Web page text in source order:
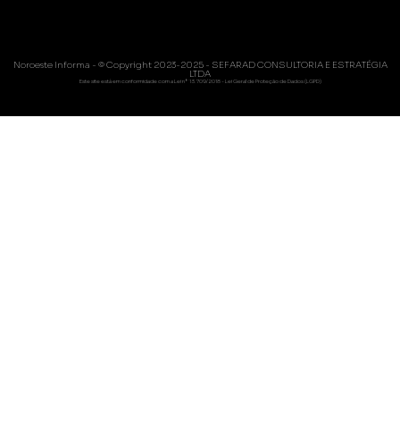
Noroeste Informa - © Copyright 2023-2025 - SEFARAD CONSULTORIA E ESTRATÉGIA
LTDA
Este site está em conformidade com a Lei nº 13.709/2018 - Lei Geral de Proteção de Dados (LGPD)